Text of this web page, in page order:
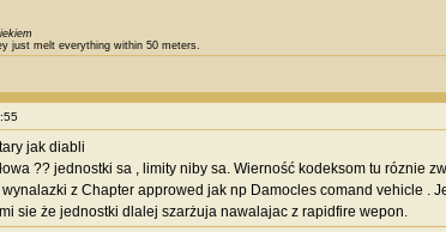
just melt everything within 50 meters.
jak diabli
?? jednostki sa , limity niby sa. Wierność kodeksom tu róznie
z Chapter approwed jak np Damocles comand vehicle .
sie że jednostki dlalej szarżuja nawalajac z rapidfire wepon.